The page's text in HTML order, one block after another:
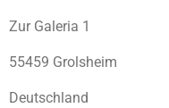
Zur Galeria 1
55459 Grolsheim
Deutschland